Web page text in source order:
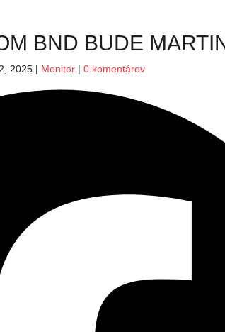
BND BUDE
2025| Monitor| 0 komentárov